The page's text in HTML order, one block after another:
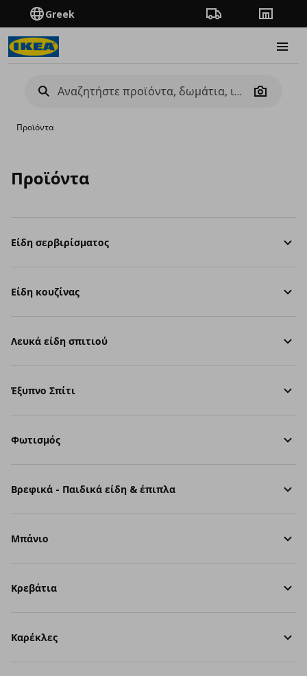
Greek Πορεία παραγγελίας
Camera
Προϊόντα
Προϊόντα
Είδη σερβιρίσματος
Είδη κουζίνας
Λευκά είδη σπιτιού
Έξυπνο Σπίτι
Φωτισμός
Βρεφικά - Παιδικά είδη & έπιπλα
Μπάνιο
Κρεβάτια
Καρέκλες